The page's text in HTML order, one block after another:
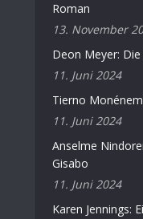
Roman
13. November
Deon Meyer:
11. Juni 2024
Tierno
11. Juni 2024
Anselme
Gisabo
11. Juni 2024
Karen Jennings: